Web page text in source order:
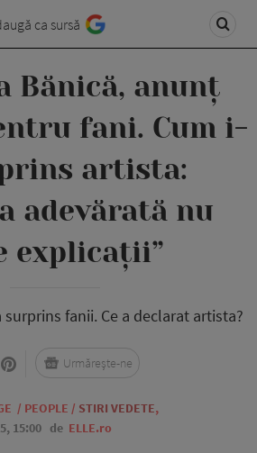
ca sursă
Bănică, anunț
fani. Cum i-
artista:
adevărată nu
explicații”
fanii. Ce a declarat artista?
/ PEOPLE / STIRI VEDETE,
15:00 de ELLE.ro
Urmărește-ne